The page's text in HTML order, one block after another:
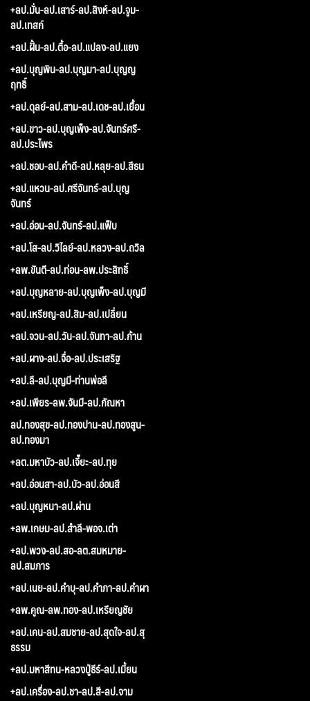
+ลป.มั่น-ลป.เสาร์-ลป.สิงห์-ลป.จูม-
ลป.เทสก์
+ลป.ฝั้น-ลป.ตื้อ-ลป.แปลง-ลป.แยง
+ลป.บุญพิน-ลป.บุญมา-ลป.บุญญ
ฤทธิ์
+ลป.ดุลย์-ลป.สาม-ลป.เดช-ลป.เยื้อน
+ลป.ขาว-ลป.บุญเพ็ง-ลป.จันทร์ศรี-
ลป.ประไพร
+ลป.ชอบ-ลป.คำดี-ลป.หลุย-ลป.สีธน
+ลป.แหวน-ลป.ศรีจันทร์-ลป.บุญ
จันทร์
+ลป.อ่อน-ลป.จันทร์-ลป.แฟ็บ
+ลป.โส-ลป.วิไลย์-ลป.หลวง-ลป.ถวิล
+ลพ.ขันตี-ลป.ท่อน-ลพ.ประสิทธิ์
+ลป.บุญหลาย-ลป.บุญเพ็ง-ลป.บุญมี
+ลป.เหรียญ-ลป.สิม-ลป.เปลี่ยน
+ลป.จวน-ลป.วัน-ลป.จันทา-ลป.ก้าน
+ลป.ผาง-ลป.จื่อ-ลป.ประเสริฐ
+ลป.ลี-ลป.บุญมี-ท่านพ่อลี
+ลป.เพียร-ลพ.จันมี-ลป.กัณหา
ลป.ทองสุข-ลป.ทองปาน-ลป.ทองสูน-
ลป.ทองมา
+ลต.มหาบัว-ลป.เจี๊ยะ-ลป.ทุย
+ลป.อ่อนสา-ลป.บัว-ลป.อ่อนสี
+ลป.บุญหนา-ลป.ผ่าน
+ลพ.เกษม-ลป.สำลี-พอจ.เต่า
+ลป.พวง-ลป.สอ-ลต.สมหมาย-
ลป.สมภาร
+ลป.เนย-ลป.คำบุ-ลป.คำภา-ลป.คำผา
+ลพ.คูณ-ลพ.ทอง-ลป.เหรียญชัย
+ลป.เคน-ลป.สมชาย-ลป.สุดใจ-ลป.สุ
ธรรม
+ลป.มหาสีทน-หลวงปู่ธีร์-ลป.เมี้ยน
+ลป.เครื่อง-ลป.ชา-ลป.สี-ลป.จาม